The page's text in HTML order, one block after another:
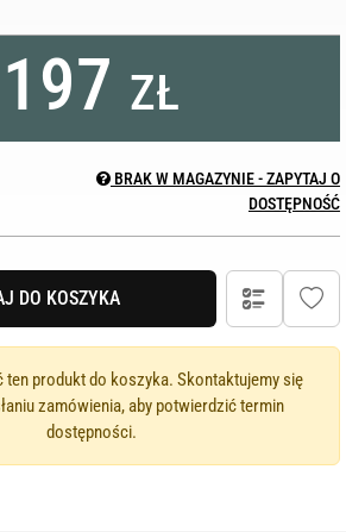
197 ZŁ
BRAK W MAGAZYNIE - ZAPYTAJ O
DOSTĘPNOŚĆ
DO KOSZYKA
produkt do koszyka. Skontaktujemy się
zamówienia, aby potwierdzić termin
dostępności.